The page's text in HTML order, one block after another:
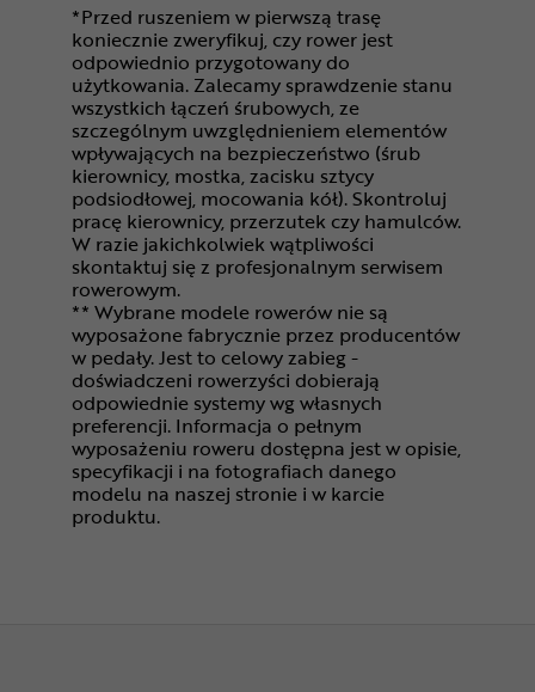
*Przed ruszeniem w pierwszą trasę
koniecznie zweryfikuj, czy rower jest
odpowiednio przygotowany do
użytkowania. Zalecamy sprawdzenie stanu
wszystkich łączeń śrubowych, ze
szczególnym uwzględnieniem elementów
wpływających na bezpieczeństwo (śrub
kierownicy, mostka, zacisku sztycy
podsiodłowej, mocowania kół). Skontroluj
pracę kierownicy, przerzutek czy hamulców.
W razie jakichkolwiek wątpliwości
skontaktuj się z profesjonalnym serwisem
rowerowym.
** Wybrane modele rowerów nie są
wyposażone fabrycznie przez producentów
w pedały. Jest to celowy zabieg -
doświadczeni rowerzyści dobierają
odpowiednie systemy wg własnych
preferencji. Informacja o pełnym
wyposażeniu roweru dostępna jest w opisie,
specyfikacji i na fotografiach danego
modelu na naszej stronie i w karcie
produktu.